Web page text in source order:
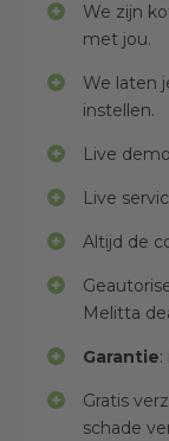
We zijn
met jou.
We laten
instellen.
Live demo
Live
Altijd de
Melitta
Garantie:
Gratis
schade